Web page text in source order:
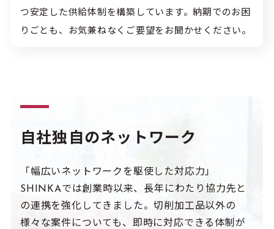
つ安定した供給体制を構築しています。納期でのお困
りごとも、お気兼ねなくご要望をお聞かせください。
自社独自のネットワーク
「幅広いネットワークを駆使した対応力」
SHINKAでは創業時以来、長年にわたり協力先と
の連携を強化してきました。切削加工品以外の
様々な案件についても、即時に対応できる体制が